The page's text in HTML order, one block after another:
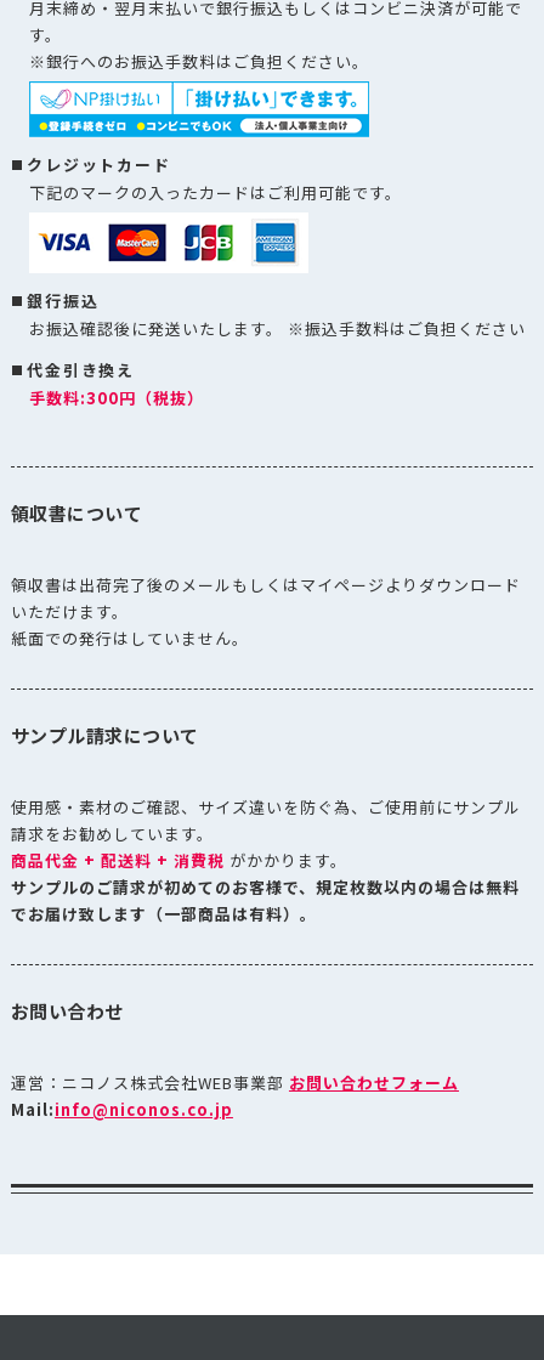
月末締め・翌月末払いで銀行振込もしくはコンビニ決済が可能で
す。
※銀行へのお振込手数料はご負担ください。
クレジットカード
下記のマークの入ったカードはご利用可能です。
銀行振込
お振込確認後に発送いたします。 ※振込手数料はご負担ください
代金引き換え
手数料:300円（税抜）
領収書について
領収書は出荷完了後のメールもしくはマイページよりダウンロード
いただけます。
紙面での発行はしていません。
サンプル請求について
使用感・素材のご確認、サイズ違いを防ぐ為、ご使用前にサンプル
請求をお勧めしています。
商品代金 + 配送料 + 消費税 がかかります。
サンプルのご請求が初めてのお客様で、規定枚数以内の場合は無料
でお届け致します（一部商品は有料）。
お問い合わせ
運営：ニコノス株式会社WEB事業部 お問い合わせフォーム
Mail:info@niconos.co.jp